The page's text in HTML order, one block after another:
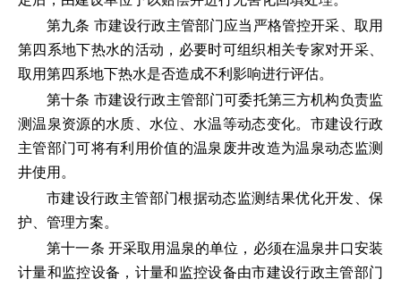
第九条 市建设行政主管部门应当严格管控开采、取用
第四系地下热水的活动，必要时可组织相关专家对开采、
取用第四系地下热水是否造成不利影响进行评估。
第十条 市建设行政主管部门可委托第三方机构负责监
测温泉资源的水质、水位、水温等动态变化。市建设行政
主管部门可将有利用价值的温泉废井改造为温泉动态监测
井使用。
市建设行政主管部门根据动态监测结果优化开发、保
护、管理方案。
第十一条 开采取用温泉的单位，必须在温泉井口安装
计量和监控设备，计量和监控设备由市建设行政主管部门